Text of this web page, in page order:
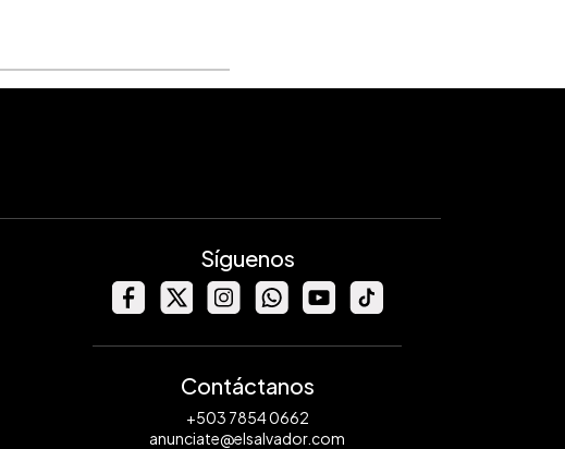
Síguenos
Contáctanos
+503 7854 0662
anunciate@elsalvador.com